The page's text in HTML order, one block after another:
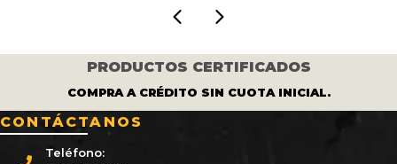
PRODUCTOS CERTIFICADOS
COMPRA A CRÉDITO SIN CUOTA INICIAL.
CONTÁCTANOS
Teléfono: